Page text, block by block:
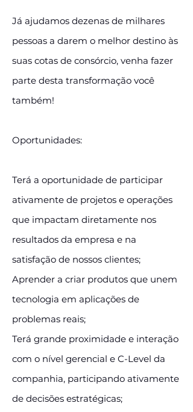
Já ajudamos dezenas de milhares
pessoas a darem o melhor destino às
suas cotas de consórcio, venha fazer
parte desta transformação você
também!
Oportunidades:
Terá a oportunidade de participar
ativamente de projetos e operações
que impactam diretamente nos
resultados da empresa e na
satisfação de nossos clientes;
Aprender a criar produtos que unem
tecnologia em aplicações de
problemas reais;
Terá grande proximidade e interação
com o nível gerencial e C-Level da
companhia, participando ativamente
de decisões estratégicas;